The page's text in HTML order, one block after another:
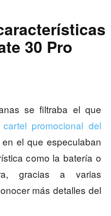
30 Pro
se filtraba el que
cartel promocional del
el que especulaban
como la batería o
gracias a varias
más detalles del